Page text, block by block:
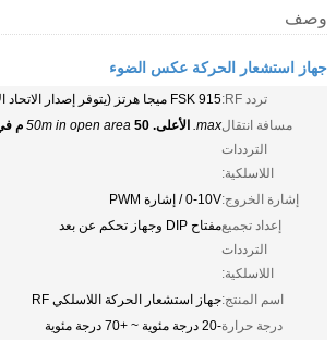
وصف
جهاز استشعار الحركة عكس الضوء
تردد RF:
FSK 915 ميجا هرتز (يتوفر إصدار الاتحاد الأوروبي 868 ميجا هرتز)
مسافة انتقال
الترددات
اللاسلكية:
max. الأعلى. 50m in open area 50 م في منطقة مفتوحة
إشارة الخروج:0-10V / إشارة PWM
إعداد تجميع
الترددات
اللاسلكية:
مفتاح DIP وجهاز تحكم عن بعد
اسم المنتج:جهاز استشعار الحركة اللاسلكي RF
درجة حرارة-20 درجة مئوية ~ +70 درجة مئوية